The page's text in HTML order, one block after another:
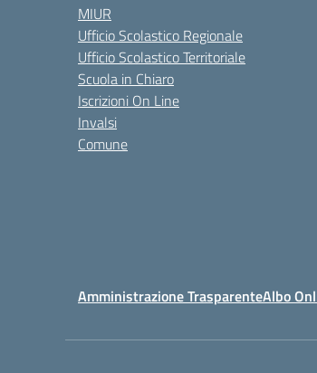
MIUR
Ufficio Scolastico Regionale
Ufficio Scolastico Territoriale
Scuola in Chiaro
Iscrizioni On Line
Invalsi
Comune
Amministrazione TrasparenteAlbo